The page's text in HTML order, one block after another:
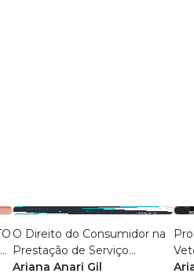
O Direito do Consumidor na
Prestação de Serviço
Médico-Veterinário
Ariana Anari Gil